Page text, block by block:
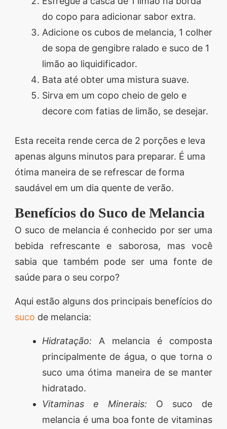
do copo para adicionar sabor extra.
Adicione os cubos de melancia, 1 colher
de sopa de gengibre ralado e suco de 1
limão ao liquidificador.
Bata até obter uma mistura suave.
Sirva em um copo cheio de gelo e
decore com fatias de limão, se desejar.
Esta receita rende cerca de 2 porções e leva
apenas alguns minutos para preparar. É uma
ótima maneira de se refrescar de forma
saudável em um dia quente de verão.
Benefícios do Suco de Melancia
O suco de melancia é conhecido por ser uma
bebida refrescante e saborosa, mas você
sabia que também pode ser uma fonte de
saúde para o seu corpo?
Aqui estão alguns dos principais benefícios do
suco de melancia:
Hidratação: A melancia é composta
principalmente de água, o que torna o
suco uma ótima maneira de se manter
hidratado.
Vitaminas e Minerais: O suco de
melancia é uma boa fonte de vitaminas